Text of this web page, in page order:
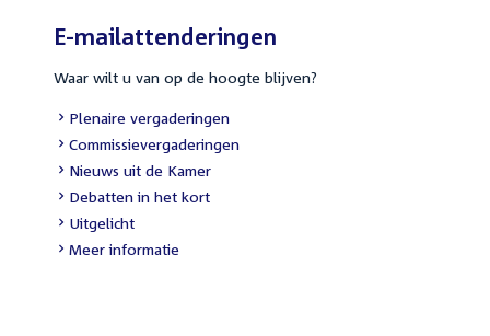
E-mailattenderingen
Waar wilt u van op de hoogte blijven?
External
link:
Plenaire vergaderingen
External
link:
Commissievergaderingen
External
link:
Nieuws uit de Kamer
External
link:
Debatten in het kort
External
link:
Uitgelicht
Meer informatie